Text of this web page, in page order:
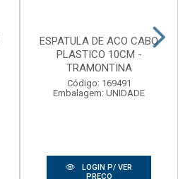
ESPATULA DE ACO CABO
PLASTICO 10CM -
TRAMONTINA
Código: 169491
Embalagem: UNIDADE
LOGIN P/ VER
PREÇO